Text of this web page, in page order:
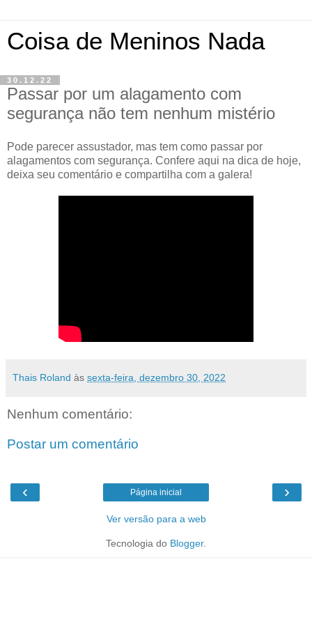
Coisa de Meninos Nada
30.12.22
Passar por um alagamento com
segurança não tem nenhum mistério
Pode parecer assustador, mas tem como passar por
alagamentos com segurança. Confere aqui na dica de hoje,
deixa seu comentário e compartilha com a galera!
Thais Roland às sexta-feira, dezembro 30, 2022
Nenhum comentário:
Postar um comentário
‹ ›
Página inicial
Ver versão para a web
Tecnologia do Blogger.